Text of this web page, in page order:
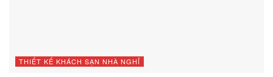
THIẾT KẾ KHÁCH SẠN NHÀ NGHỈ